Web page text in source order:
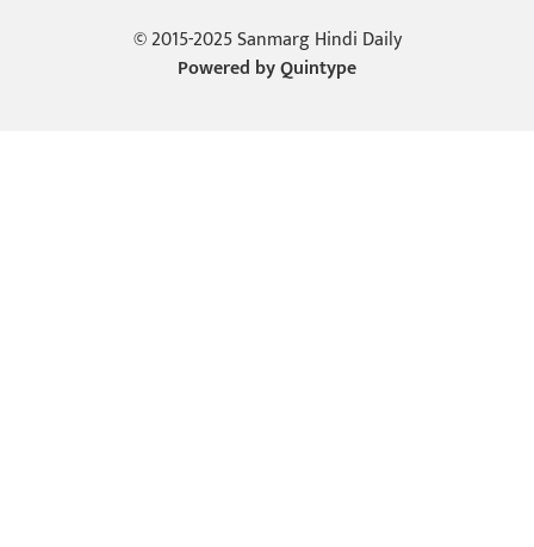
© 2015-2025 Sanmarg Hindi Daily
Powered byQuintype